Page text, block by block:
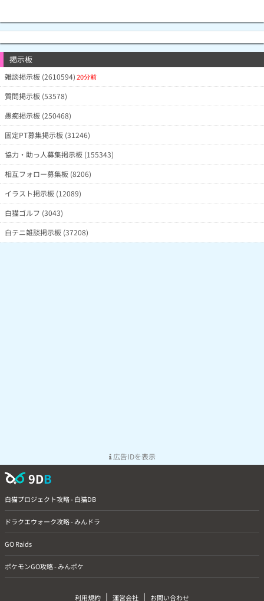
掲示板
雑談掲示板 (2610594)20分前
質問掲示板 (53578)
愚痴掲示板 (250468)
固定PT募集掲示板 (31246)
協力・助っ人募集掲示板 (155343)
相互フォロー募集板 (8206)
イラスト掲示板 (12089)
白猫ゴルフ (3043)
白テニ雑談掲示板 (37208)
広告IDを表示
9DB
白猫プロジェクト攻略 - 白猫DB
ドラクエウォーク攻略 - みんドラ
GO Raids
ポケモンGO攻略 - みんポケ
利用規約 | 運営会社 | お問い合わせ